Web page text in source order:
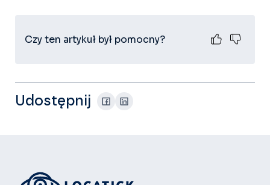
Czy ten artykuł był pomocny?
Udostępnij